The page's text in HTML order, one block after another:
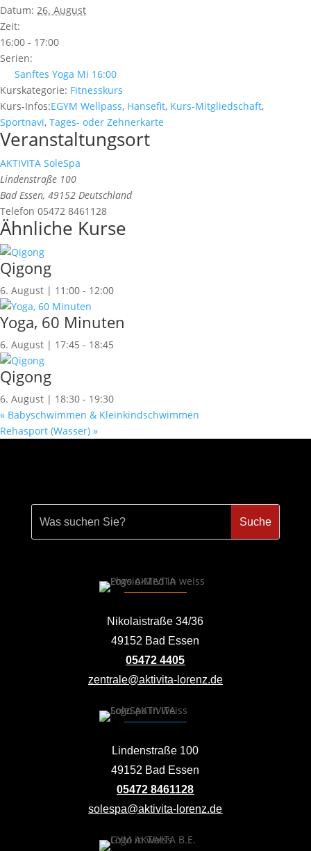
Datum: 26. August
Zeit:
16:00 - 17:00
Serien:
Sanftes Yoga Mi 16:00
Kurskategorie: Fitnesskurs
Kurs-Infos:EGYM Wellpass, Hansefit, Kurs-Mitgliedschaft,
Sportnavi, Tages- oder Zehnerkarte
Veranstaltungsort
AKTIVITA SoleSpa
Lindenstraße 100
Bad Essen, 49152 Deutschland
Telefon 05472 8461128
Ähnliche Kurse
Qigong
6. August | 11:00 - 12:00
Yoga, 60 Minuten
6. August | 17:45 - 18:45
Qigong
6. August | 18:30 - 19:30
« Babyschwimmen & Kleinkindschwimmen
Rehasport (Wasser) »
Nikolaistraße 34/36
49152 Bad Essen
05472 4405
zentrale@aktivita-lorenz.de
Lindenstraße 100
49152 Bad Essen
05472 8461128
solespa@aktivita-lorenz.de